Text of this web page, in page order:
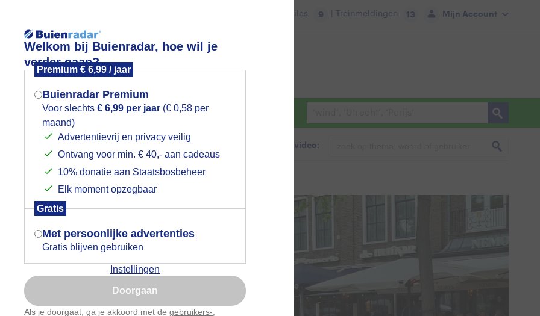
Welkom bij Buienradar, hoe wil je
verder gaan?
Premium € 6,99 / jaar
Buienradar Premium
Voor slechts € 6,99 per jaar (€ 0,58 per
maand)
Advertentievrij en privacy veilig
Ontvang voor min. € 40,- aan cadeaus
10% donatie aan Staatsbosbeheer
Elk moment opzegbaar
Gratis
Met persoonlijke advertenties
Gratis blijven gebruiken
Instellingen
Doorgaan
Als je doorgaat, ga je akkoord met de gebruikers-
Mijn Account
Files 9 | Treinmeldingen 13
Foto en video Weerzine
Zoeken in foto & video:
Mogen we je locatie gebruiken voor
het weer?
Indien je hier nog geen akkoord op hebt
gegeven, verschijnt er zo een pop-up uit
je browser waarin deze toestemming
gevraagd wordt.
Is goed, toon de popup
Nu niet, misschien later